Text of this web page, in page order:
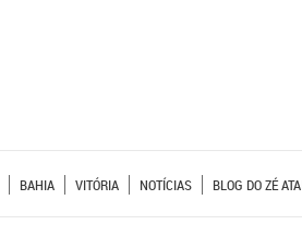
BAHIA VITÓRIA NOTÍCIAS BLOG DO ZÉ